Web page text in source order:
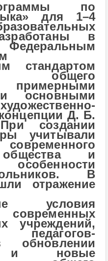
по
для 1–4
в
Федеральным
стандартом
общего
примерными
основными
Д. Б.
При создании
учитывали
общества и
В
отражение
условия
учреждений,
педагогов-
обновлении
и новые